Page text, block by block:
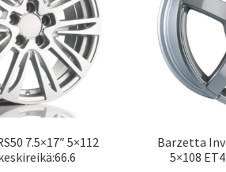
7.5×17″ 5×112
Barzetta
5×108